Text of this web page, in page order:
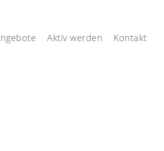
Aktiv werden Kontakt